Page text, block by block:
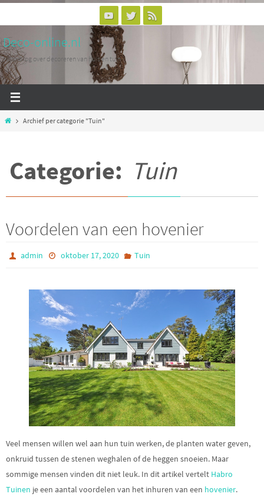
naar
de
inhoud
Deco-online.nl
Woonblog over decoreren van huis en tuin
HomeArchief per categorie "Tuin"
Categorie: Tuin
Voordelen van een hovenier
admin oktober 17, 2020 Tuin
Veel mensen willen wel aan hun tuin werken, de planten water geven,
onkruid tussen de stenen weghalen of de heggen snoeien. Maar
sommige mensen vinden dit niet leuk. In dit artikel vertelt Habro
Tuinen je een aantal voordelen van het inhuren van een hovenier.